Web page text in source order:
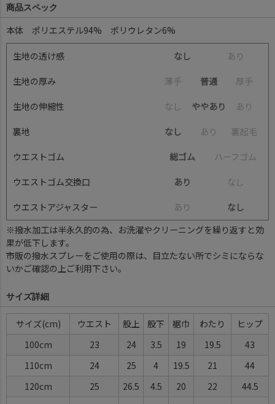
商品スペック
本体 ポリエステル94% ポリウレタン6%
生地の透け感 なし あ り
生地の厚み 薄手 普通 厚手
生地の伸縮性 な し ややあり あ り
裏地 なし あ り 裏起毛
ウエストゴム 総ゴム ハーフ ゴ ム
ウエストゴム交換口 あり な し
ウエストアジャスター あ り
なし
※撥水加工は半永久的の為、お洗濯やクリーニングを繰り返すと効
果が低下します。
市販の撥水スプレーをご使用の際は、目立たない所でシミにならな
いかご確認の上ご利用下さい。
サイズ詳細
サイズ(cm) ウエスト 股上 股下 裾巾 わたり
ヒップ
100cm
23 24 3.5 19 19.5
43
110cm
24 25 4 19.5 21
44
120cm
25 26.5 4.5 20 22
44.5